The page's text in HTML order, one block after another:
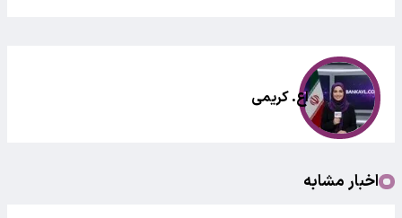
اع. کریمی
اخبار مشابه